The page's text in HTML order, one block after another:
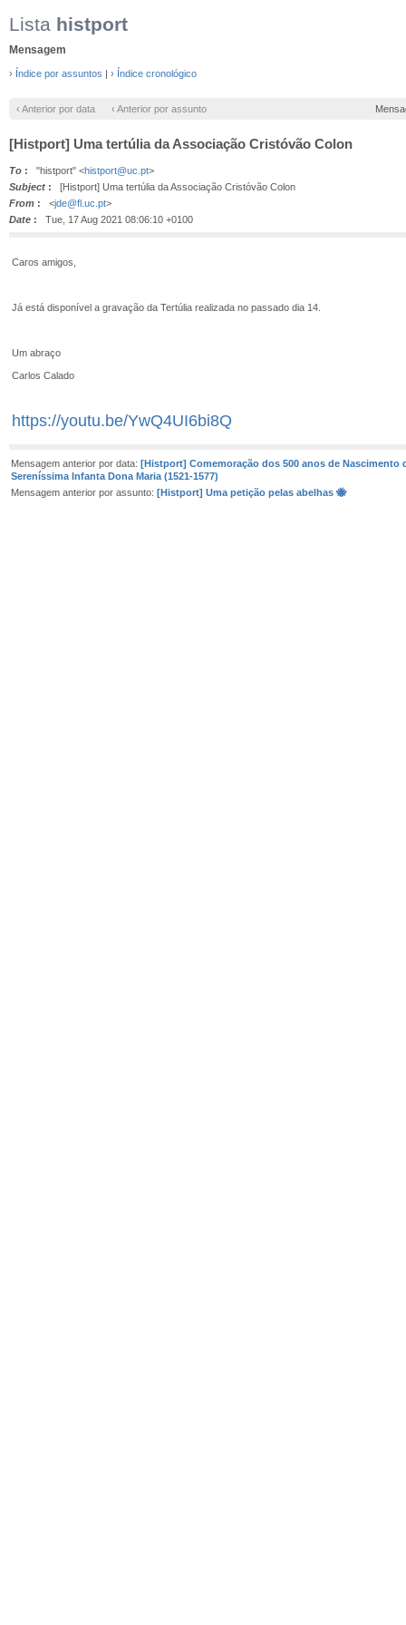
Lista histport
Mensagem
› Índice por assuntos | › Índice cronológico
‹ Anterior por data ‹ Anterior por assunto
[Histport] Uma tertúlia da Associação Cristóvão Colon
To : "histport" <histport@uc.pt>
Subject : [Histport] Uma tertúlia da Associação Cristóvão Colon
From : <jde@fl.uc.pt>
Date : Tue, 17 Aug 2021 08:06:10 +0100
Caros amigos,
Já está disponível a gravação da Tertúlia realizada no passado dia 14.
Um abraço
Carlos Calado
https://youtu.be/YwQ4UI6bi8Q
Mensagem anterior por data: [Histport] Comemoração dos 500 anos de Nascimento
Sereníssima Infanta Dona Maria (1521-1577)
Mensagem anterior por assunto: [Histport] Uma petição pelas abelhas 🐝